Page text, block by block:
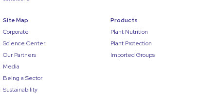
Site Map
Corporate
Science Center
Our Partners
Media
Being a Sector
Sustainability
Products
Plant Nutrition
Plant Protection
Imported Groups